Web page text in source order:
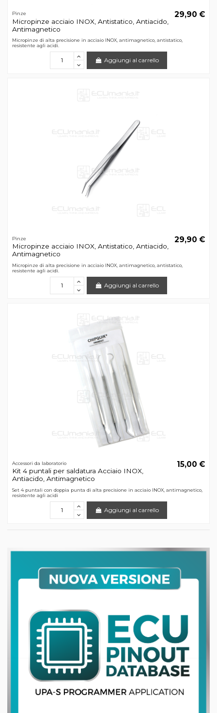
Pinze
Micropinze acciaio INOX, Antistatico, Antiacido,
Antimagnetico
29,90 €
Micropinze di alta precisione in acciaio INOX, antimagnetico, antistatico,
resistente agli acidi.
Aggiungi al carrello
Pinze
Micropinze acciaio INOX, Antistatico, Antiacido,
Antimagnetico
29,90 €
Micropinze di alta precisione in acciaio INOX, antimagnetico, antistatico,
resistente agli acidi.
Aggiungi al carrello
Accessori da laboratorio
Kit 4 puntali per saldatura Acciaio INOX,
Antiacido, Antimagnetico
15,00 €
Set 4 puntali con doppia punta di alta precisione in acciaio INOX, antimagnetico,
resistente agli acidi
Aggiungi al carrello